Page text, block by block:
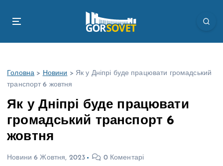
Головна > Новини > Як у Дніпрі буде працювати громадський
транспорт 6 жовтня
Як у Дніпрі буде працювати
громадський транспорт 6
жовтня
Новини 6 Жовтня, 2023 0 Коментарі